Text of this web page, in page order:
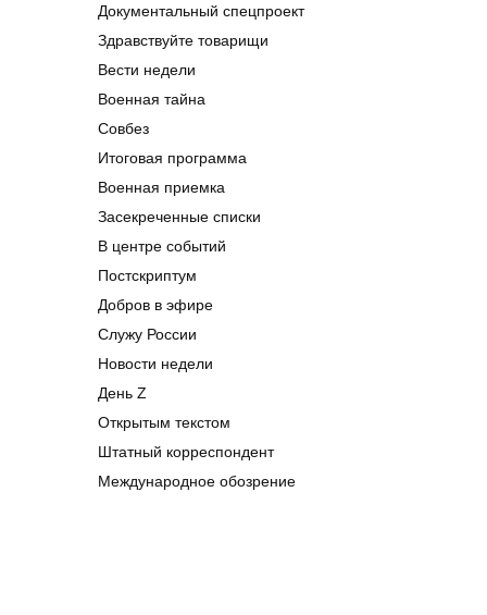
Документальный спецпроект
Здравствуйте товарищи
Вести недели
Военная тайна
Совбез
Итоговая программа
Военная приемка
Засекреченные списки
В центре событий
Постскриптум
Добров в эфире
Служу России
Новости недели
День Z
Открытым текстом
Штатный корреспондент
Международное обозрение